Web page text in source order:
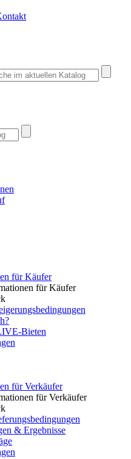
für Käufer
für Käufer
Bieten
für Verkäufer
für Verkäufer
& Ergebnisse